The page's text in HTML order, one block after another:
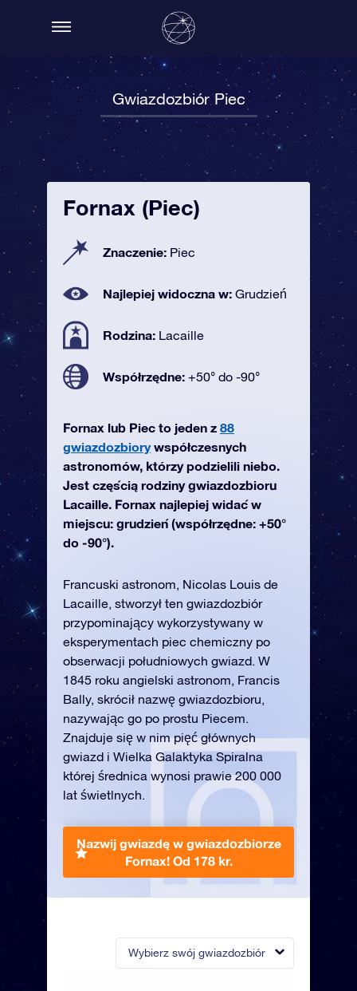
Gwiazdozbiór Piec
Wybierz swój gwiazdozbiór
Fornax (Piec)
Znaczenie: Piec
Najlepiej widoczna w: Grudzień
Rodzina: Lacaille
Współrzędne: +50° do -90°
Fornax lub Piec to jeden z 88
gwiazdozbiorywspółczesnych
astronomów, którzy podzielili niebo.
Jest częścią rodziny gwiazdozbioru
Lacaille. Fornax najlepiej widać w
miejscu: grudzień (współrzędne: +50°
do -90°).
Francuski astronom, Nicolas Louis de
Lacaille, stworzył ten gwiazdozbiór
przypominający wykorzystywany w
eksperymentach piec chemiczny po
obserwacji południowych gwiazd. W
1845 roku angielski astronom, Francis
Bally, skrócił nazwę gwiazdozbioru,
nazywając go po prostu Piecem.
Znajduje się w nim pięć głównych
gwiazd i Wielka Galaktyka Spiralna
której średnica wynosi prawie 200 000
lat świetlnych.
Nazwij gwiazdę w gwiazdozbiorze
Fornax! Od 178 kr.